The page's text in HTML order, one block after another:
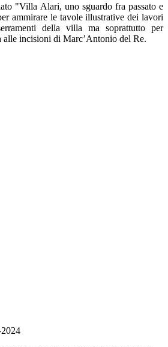
"Villa Alari, uno sguardo fra passato e
ammirare le tavole illustrative dei lavori
della villa ma soprattutto per
alle incisioni di Marc’Antonio del Re.